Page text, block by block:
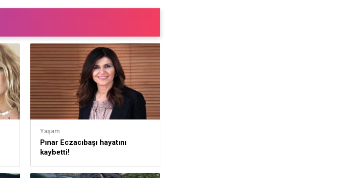
Yaşam
Pınar Eczacıbaşı hayatını
kaybetti!